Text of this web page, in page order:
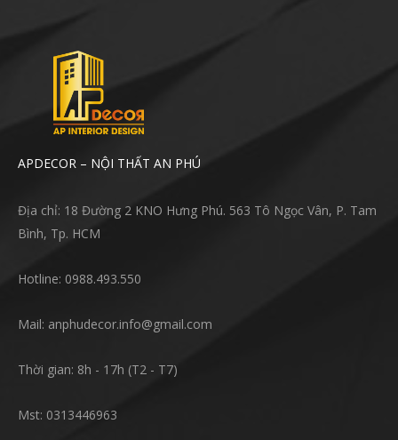
APDECOR – NỘI THẤT AN PHÚ
Địa chỉ: 18 Đường 2 KNO Hưng Phú. 563 Tô Ngọc Vân, P. Tam
Bình, Tp. HCM
Hotline: 0988.493.550
Mail: anphudecor.info@gmail.com
Thời gian: 8h - 17h (T2 - T7)
Mst: 0313446963